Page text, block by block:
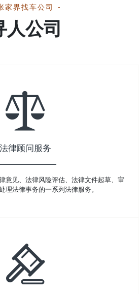
家界找车公司
人公司
法律顾问服务
意见、法律风险评估、法律文件起草、审
理法律事务的一系列法律服务。